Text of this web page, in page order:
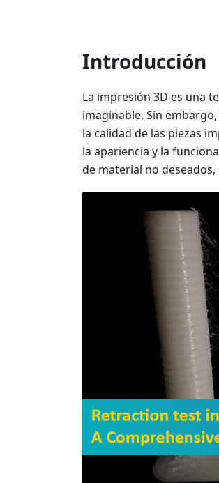
Introducción
La impresión 3D es una
imaginable. Sin
la calidad de las piezas
la apariencia y la
de material no